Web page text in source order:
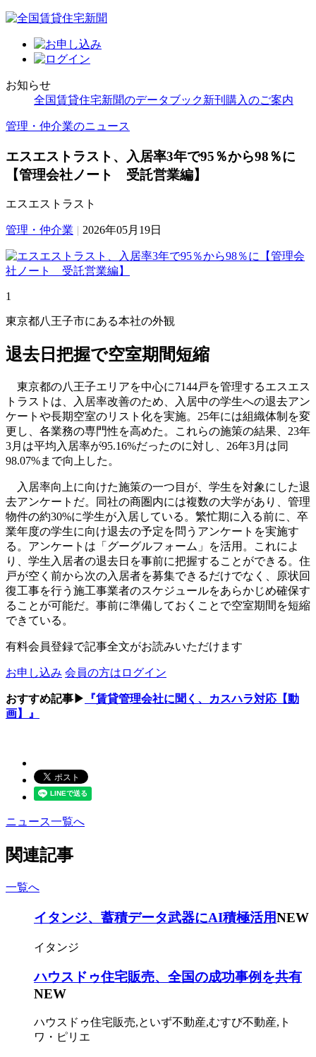
お知らせ
全国賃貸住宅新聞のデータブック新刊購入のご案内
管理・仲介業のニュース
エスエストラスト、入居率3年で95％から98％に
【管理会社ノート 受託営業編】
エスエストラスト
管理・仲介業 | 2026年05月19日
1
東京都八王子市にある本社の外観
退去日把握で空室期間短縮
東京都の八王子エリアを中心に7144戸を管理するエスエス
トラストは、入居率改善のため、入居中の学生への退去アン
ケートや長期空室のリスト化を実施。25年には組織体制を変
更し、各業務の専門性を高めた。これらの施策の結果、23年
3月は平均入居率が95.16%だったのに対し、26年3月は同
98.07%まで向上した。
入居率向上に向けた施策の一つ目が、学生を対象にした退
去アンケートだ。同社の商圏内には複数の大学があり、管理
物件の約30%に学生が入居している。繁忙期に入る前に、卒
業年度の学生に向け退去の予定を問うアンケートを実施す
る。アンケートは「グーグルフォーム」を活用。これによ
り、学生入居者の退去日を事前に把握することができる。住
戸が空く前から次の入居者を募集できるだけでなく、原状回
復工事を行う施工事業者のスケジュールをあらかじめ確保す
ることが可能だ。事前に準備しておくことで空室期間を短縮
できている。
有料会員登録で記事全文がお読みいただけます
お申し込み 会員の方はログイン
おすすめ記事▶
『賃貸管理会社に聞く、カスハラ対応【動
画】』
ニュース一覧へ
関連記事
一覧へ
イタンジ、蓄積データ武器にAI積極活用NEW
イタンジ
ハウスドゥ住宅販売、全国の成功事例を共有
NEW
ハウスドゥ住宅販売,といず不動産,むすび不動産,ト
ワ・ピリエ